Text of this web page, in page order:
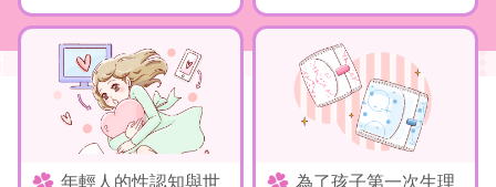
年輕人的性認知與世
為了孩子第一次生理